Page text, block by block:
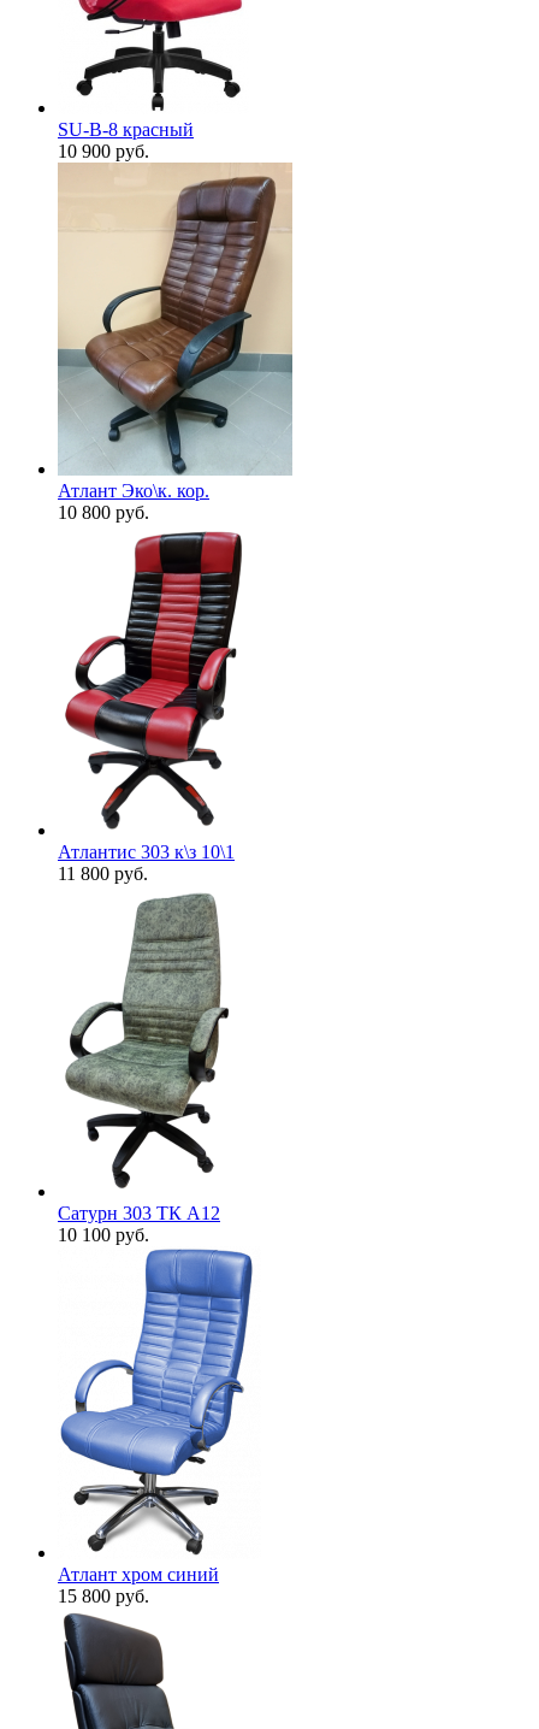
SU-B-8 красный
10 900 руб.
Атлант Эко\к. кор.
10 800 руб.
Атлантис 303 к\з 10\1
11 800 руб.
Сатурн 303 ТК А12
10 100 руб.
Атлант хром синий
15 800 руб.